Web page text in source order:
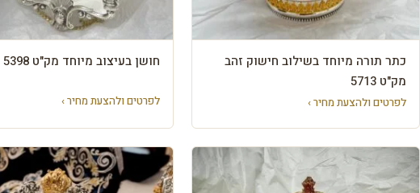
כתר תורה מיוחד בשילוב חישוק זהב
מק"ט 5713
לפרטים ולהצעת מחיר ›
חושן בעיצוב מיוחד מק"ט 5398
לפרטים ולהצעת מחיר ›